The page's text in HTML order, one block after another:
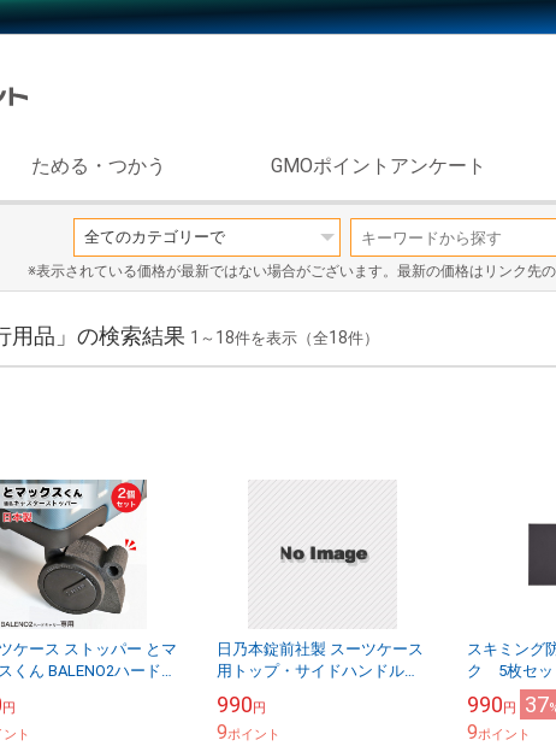
ためる・つかう GMOポイントアンケート
※表示されている価格が最新ではない場合がございます。最新の価格はリンク先
用品」の検索結果 1 ～ 18件を表示（全18件）
ケース ストッパー とマ
くん BALENO2ハードキ
ッパー クリックポスト
円
ト
日乃本錠前社製 スーツケース
用トップ・サイドハンドルベ
5400円以上で送料無料
990円
9ポイント
スキミング
ク 5枚セッ
990円 37
9ポイント